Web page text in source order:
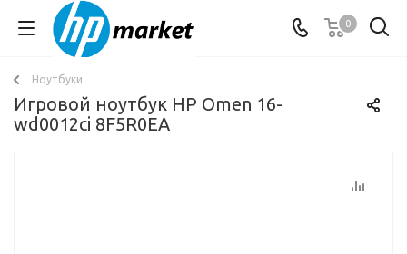
0
Ноутбуки
Игровой ноутбук HP Omen 16-
wd0012ci 8F5R0EA